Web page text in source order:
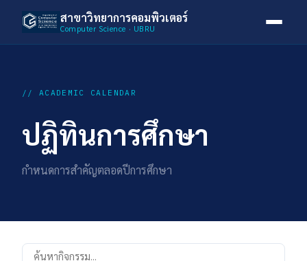
สาขาวิทยาการคอมพิวเตอร์
Computer Science · UBRU
// ACADEMIC CALENDAR
ปฏิทินการศึกษา
กำหนดการสำคัญตลอดปีการศึกษา